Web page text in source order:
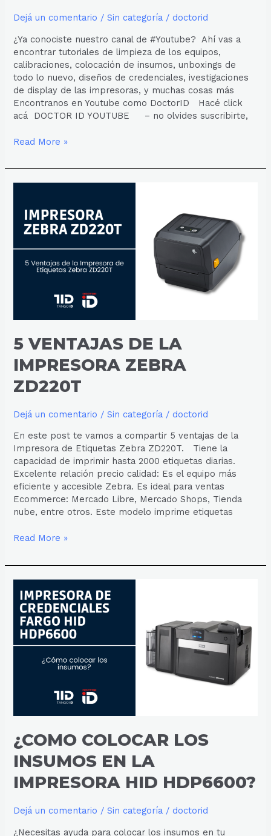
Dejá un comentario /Sin categoría / doctorid
¿Ya conociste nuestro canal de #Youtube? Ahí vas a
encontrar tutoriales de limpieza de los equipos,
calibraciones, colocación de insumos, unboxings de
todo lo nuevo, diseños de credenciales, ivestigaciones
de display de las impresoras, y muchas cosas más
Encontranos en Youtube como DoctorID Hacé click
acá DOCTOR ID YOUTUBE – no olvides suscribirte,
Read More »
5 VENTAJAS DE LA
IMPRESORA ZEBRA
ZD220T
Dejá un comentario /Sin categoría / doctorid
En este post te vamos a compartir 5 ventajas de la
Impresora de Etiquetas Zebra ZD220T. Tiene la
capacidad de imprimir hasta 2000 etiquetas diarias.
Excelente relación precio calidad: Es el equipo más
eficiente y accesible Zebra. Es ideal para ventas
Ecommerce: Mercado Libre, Mercado Shops, Tienda
nube, entre otros. Este modelo imprime etiquetas
DE
ZEBRA
ZD220T
Read More »
¿COMO COLOCAR LOS
INSUMOS EN LA
IMPRESORA HID HDP6600?
Dejá un comentario /Sin categoría / doctorid
¿Necesitas ayuda para colocar los insumos en tu
COLOCAR
LOS
INSUMOS
EN
LA
IMPRESORA